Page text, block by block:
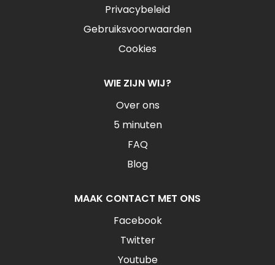
Privacybeleid
Gebruiksvoorwaarden
Cookies
WIE ZIJN WIJ?
Over ons
5 minuten
FAQ
Blog
MAAK CONTACT MET ONS
Facebook
Twitter
Youtube